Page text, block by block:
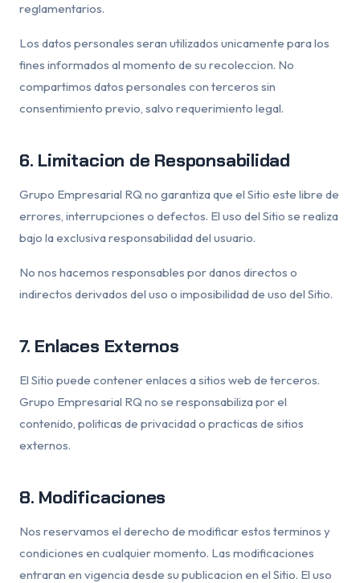
reglamentarios.
Los datos personales seran utilizados unicamente para los
fines informados al momento de su recoleccion. No
compartimos datos personales con terceros sin
consentimiento previo, salvo requerimiento legal.
6. Limitacion de Responsabilidad
Grupo Empresarial RQ no garantiza que el Sitio este libre de
errores, interrupciones o defectos. El uso del Sitio se realiza
bajo la exclusiva responsabilidad del usuario.
No nos hacemos responsables por danos directos o
indirectos derivados del uso o imposibilidad de uso del Sitio.
7. Enlaces Externos
El Sitio puede contener enlaces a sitios web de terceros.
Grupo Empresarial RQ no se responsabiliza por el
contenido, politicas de privacidad o practicas de sitios
externos.
8. Modificaciones
Nos reservamos el derecho de modificar estos terminos y
condiciones en cualquier momento. Las modificaciones
entraran en vigencia desde su publicacion en el Sitio. El uso